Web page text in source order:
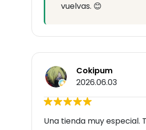
vuelvas. 😊
Cokipum
2026.06.03
Una tienda muy especial.